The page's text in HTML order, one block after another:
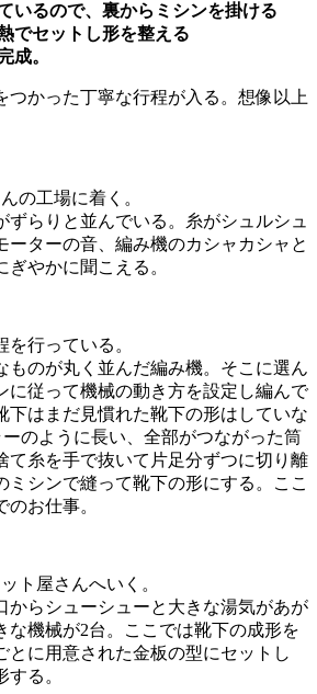
いるので、裏からミシンを掛ける
でセットし形を整える
成。
つかった丁寧な行程が入る。想像以上
の工場に着く。
ずらりと並んでいる。糸がシュルシュ
ーターの音、編み機のカシャカシャと
やかに聞こえる。
行っている。
ものが丸く並んだ編み機。そこに選ん
に従って機械の動き方を設定し編んで
下はまだ見慣れた靴下の形はしていな
のように長い、全部がつながった筒
て糸を手で抜いて片足分ずつに切り離
ミシンで縫って靴下の形にする。ここ
のお仕事。
ト屋さんへいく。
からシューシューと大きな湯気があが
な機械が2台。ここでは靴下の成形を
とに用意された金板の型にセットし
る。